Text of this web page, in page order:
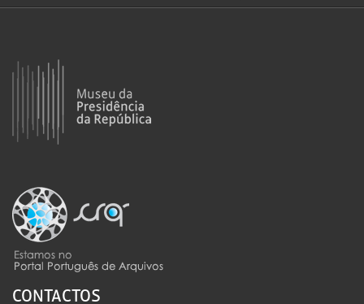
CONTACTOS